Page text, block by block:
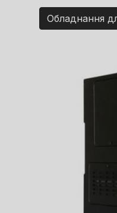
Обладнання